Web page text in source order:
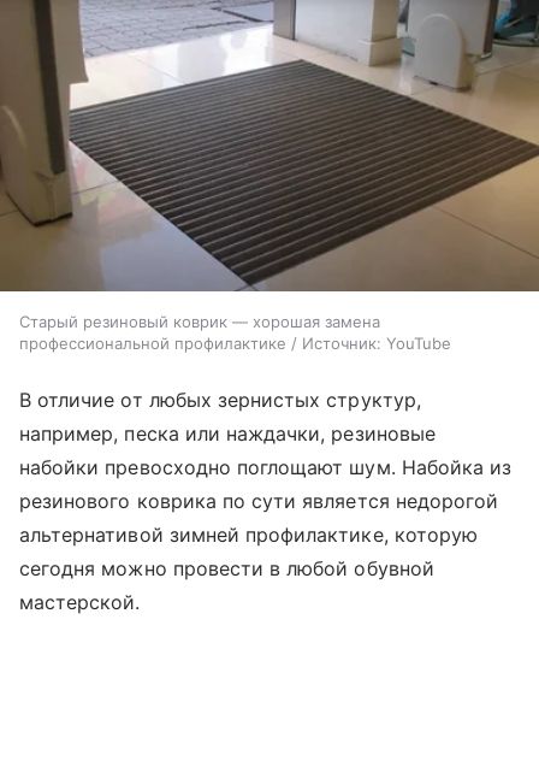
Старый резиновый коврик — хорошая замена
профессиональной профилактике / Источник: YouTube
В отличие от любых зернистых структур,
например, песка или наждачки, резиновые
набойки превосходно поглощают шум. Набойка из
резинового коврика по сути является недорогой
альтернативой зимней профилактике, которую
сегодня можно провести в любой обувной
мастерской.